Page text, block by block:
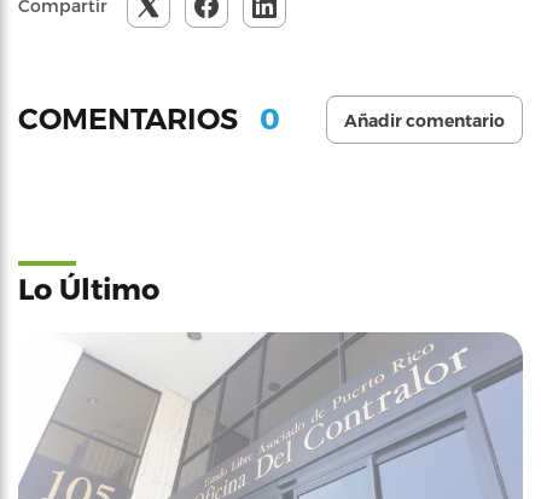
Compartir
COMENTARIOS 0 Añadir comentario
Lo Último